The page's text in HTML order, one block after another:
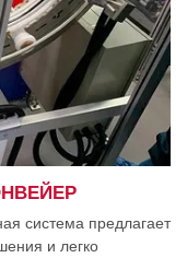
система предлагает
и легко